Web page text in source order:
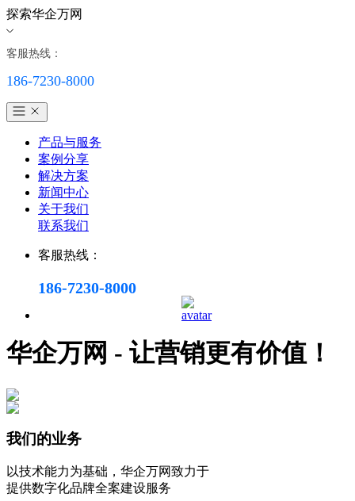
探索华企万网
客服热线：
186-7230-8000
产品与服务
案例分享
解决方案
新闻中心
关于我们
联系我们
客服热线：
186-7230-8000
华企万网 - 让营销更有价值！
我们的业务
以技术能力为基础，华企万网致力于
提供数字化品牌全案建设服务